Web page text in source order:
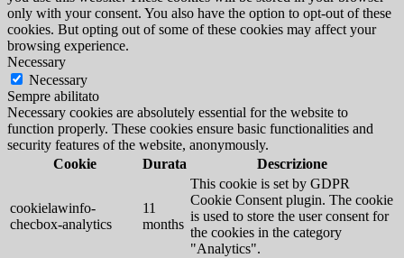
only with your consent. You also have the option to opt-out of these
cookies. But opting out of some of these cookies may affect your
browsing experience.
Necessary
Necessary
Sempre abilitato
Necessary cookies are absolutely essential for the website to
function properly. These cookies ensure basic functionalities and
security features of the website, anonymously.
Cookie
Durata Descrizione
cookielawinfo-
checbox-analytics
11
months
This cookie is set by GDPR
Cookie Consent plugin. The cookie
is used to store the user consent for
the cookies in the category
"Analytics".